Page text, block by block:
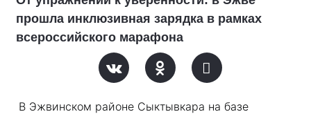
прошла инклюзивная зарядка в рамках
всероссийского марафона
В Эжвинском районе Сыктывкара на базе